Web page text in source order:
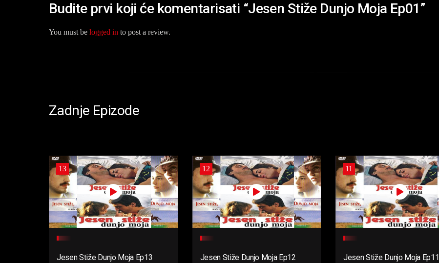
Budite prvi koji će komentarisati “Jesen Stiže Dunjo Moja Ep01”
You must be logged in to post a review.
Zadnje Epizode
13
Jesen Stiže Dunjo Moja Ep13
12
Jesen Stiže Dunjo Moja Ep12
11
Jesen Stiže Dunjo Moja Ep11